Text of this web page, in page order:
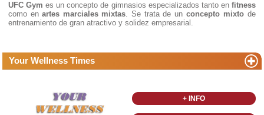
UFC Gym es un concepto de gimnasios especializados tanto en fitness
como en artes marciales mixtas. Se trata de un concepto mixto de
entrenamiento de gran atractivo y solidez empresarial.
Your Wellness Times
+ INFO